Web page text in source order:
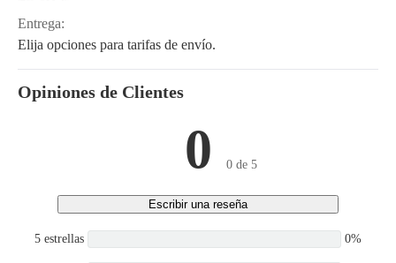
Entrega:
Elija opciones para tarifas de envío.
Opiniones de Clientes
0 0 de 5
Escribir una reseña
5 estrellas 0%